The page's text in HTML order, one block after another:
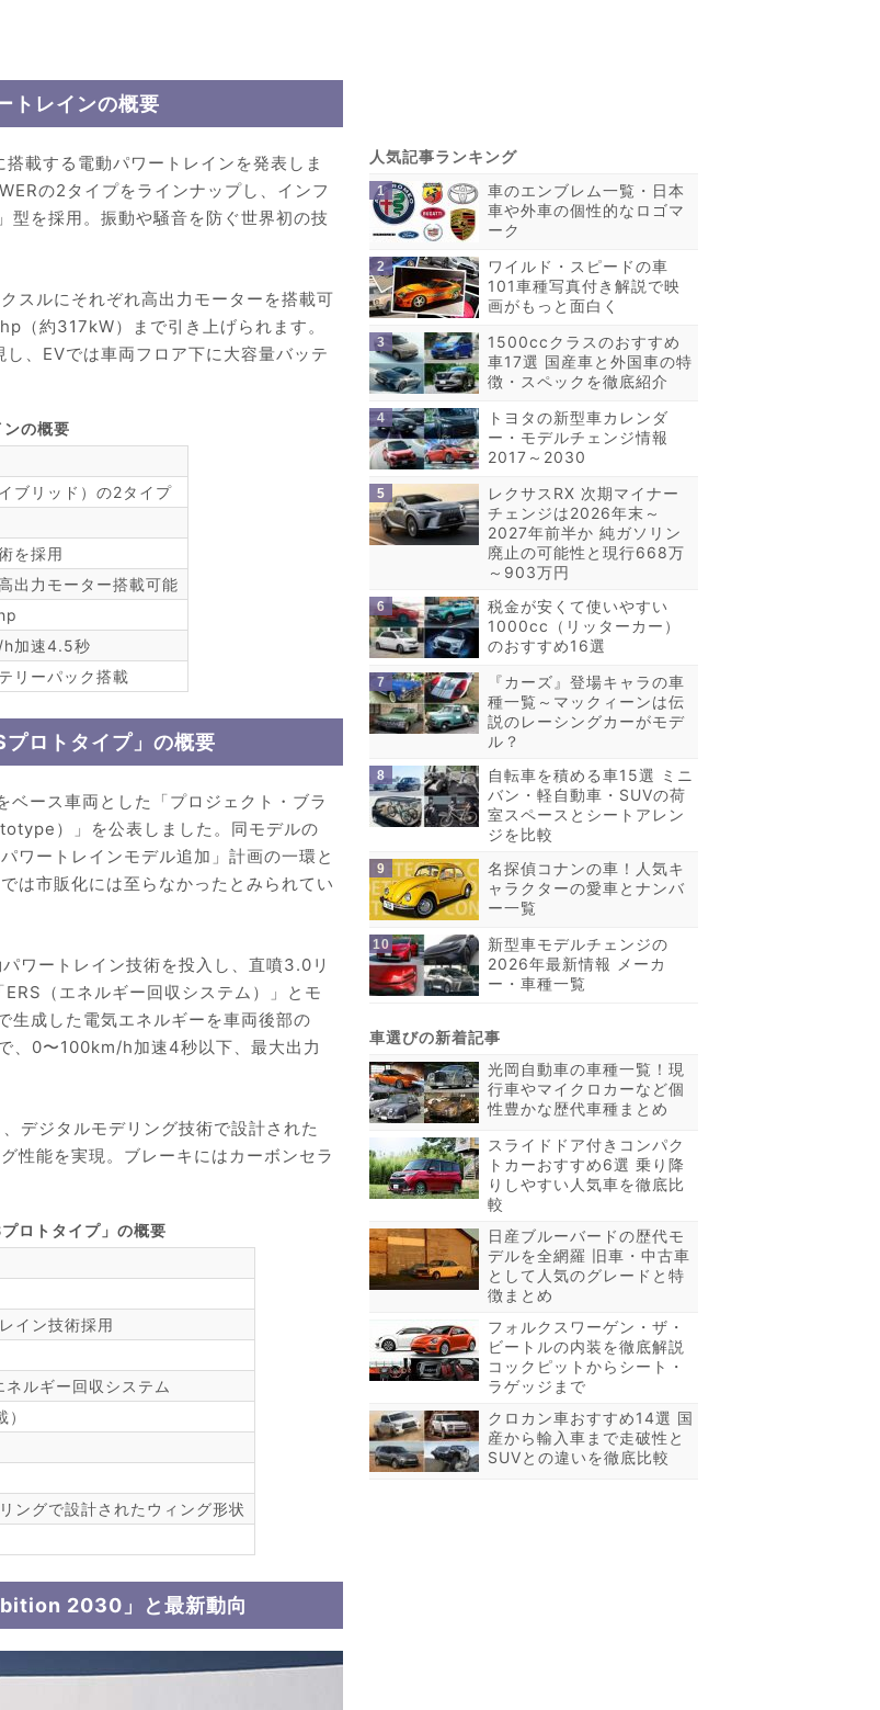
トレインの概要
載する電動パワートレインを発表しま
の2タイプをラインナップし、インフ
型を採用。振動や騒音を防ぐ世界初の技
スルにそれぞれ高出力モーターを搭載可
（約317kW）まで引き上げられます。
、EVでは車両フロア下に大容量バッテ
の概要
ブリッド）の2タイプ
を採用
出力モーター搭載可能
加速4.5秒
リーパック搭載
ロトタイプ」の概要
ース車両とした「プロジェクト・ブラ
）」を公表しました。同モデルの
ワートレインモデル追加」計画の一環と
は市販化には至らなかったとみられてい
ワートレイン技術を投入し、直噴3.0リ
（エネルギー回収システム）」とモ
生成した電気エネルギーを車両後部の
、0〜100km/h加速4秒以下、最大出力
デジタルモデリング技術で設計された
性能を実現。ブレーキにはカーボンセラ
ロトタイプ」の概要
イン技術採用
ルギー回収システム
ングで設計されたウィング形状
2030」と最新動向
車のエンブレム一覧・日本
車や外車の個性的なロゴマ
ーク
ワイルド・スピードの車
101車種写真付き解説で映
画がもっと面白く
1500ccクラスのおすすめ
車17選 国産車と外国車の特
徴・スペックを徹底紹介
トヨタの新型車カレンダ
ー・モデルチェンジ情報
2017～2030
レクサスRX 次期マイナー
チェンジは2026年末～
2027年前半か 純ガソリン
廃止の可能性と現行668万
～903万円
税金が安くて使いやすい
1000cc（リッターカー）
のおすすめ16選
『カーズ』登場キャラの車
種一覧～マックィーンは伝
説のレーシングカーがモデ
ル？
自転車を積める車15選 ミニ
バン・軽自動車・SUVの荷
室スペースとシートアレン
ジを比較
名探偵コナンの車！人気キ
ャラクターの愛車とナンバ
ー一覧
新型車モデルチェンジの
2026年最新情報 メーカ
ー・車種一覧
光岡自動車の車種一覧！現
行車やマイクロカーなど個
性豊かな歴代車種まとめ
スライドドア付きコンパク
トカーおすすめ6選 乗り降
りしやすい人気車を徹底比
較
日産ブルーバードの歴代モ
デルを全網羅 旧車・中古車
として人気のグレードと特
徴まとめ
フォルクスワーゲン・ザ・
ビートルの内装を徹底解説
コックピットからシート・
ラゲッジまで
クロカン車おすすめ14選 国
産から輸入車まで走破性と
SUVとの違いを徹底比較